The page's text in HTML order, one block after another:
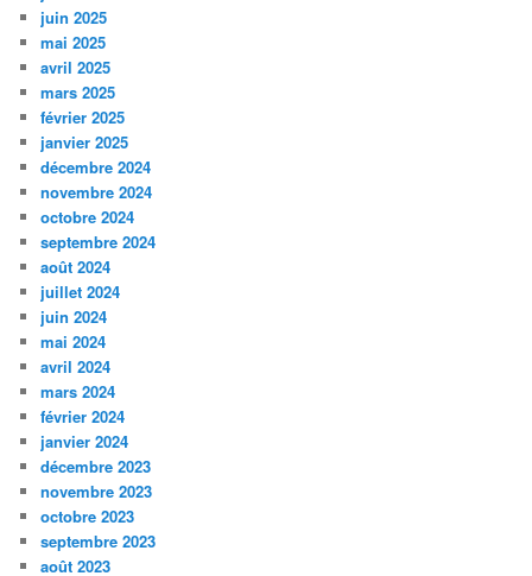
juin 2025
mai 2025
avril 2025
mars 2025
février 2025
janvier 2025
décembre 2024
novembre 2024
octobre 2024
septembre 2024
août 2024
juillet 2024
juin 2024
mai 2024
avril 2024
mars 2024
février 2024
janvier 2024
décembre 2023
novembre 2023
octobre 2023
septembre 2023
août 2023